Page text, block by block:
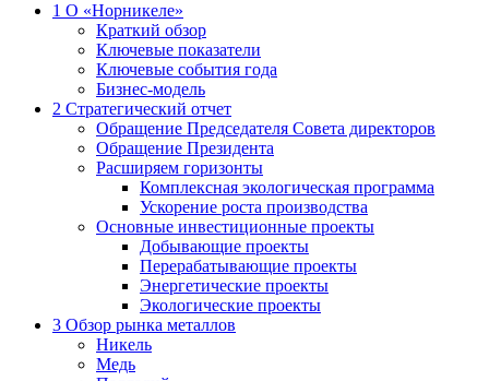
1 О «Норникеле»
Краткий обзор
Ключевые показатели
Ключевые события года
Бизнес-модель
2 Стратегический отчет
Обращение Председателя Совета директоров
Обращение Президента
Расширяем горизонты
Комплексная экологическая программа
Ускорение роста производства
Основные инвестиционные проекты
Добывающие проекты
Перерабатывающие проекты
Энергетические проекты
Экологические проекты
3 Обзор рынка металлов
Никель
Медь